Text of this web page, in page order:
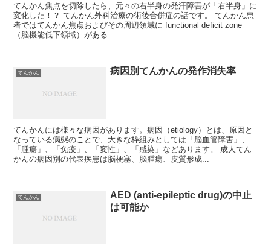
てんかん焦点を切除したら、元々の右半身の発汗障害が「右半身」に
変化した！？ てんかん外科治療の術後合併症の話です。 てんかん患
者ではてんかん焦点およびその周辺領域に functional deficit zone
（脳機能低下領域）がある...
てんかん 病因別てんかんの発作消失率
てんかんには様々な病因があります。病因（etiology）とは、原因と
なっている病態のことで、大きな枠組みとしては「脳血管障害」、
「腫瘍」、「免疫」、「変性」、「感染」などあります。 成人てん
かんの病因別の代表疾患は脳梗塞、脳腫瘍、皮質形成...
てんかん
AED (anti-epileptic drug)の中止
は可能か